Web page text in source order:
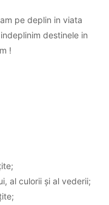
pe deplin in viata
destinele in
!
al culorii și al vederii;